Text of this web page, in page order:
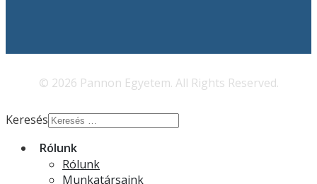
© 2026 Pannon Egyetem. All Rights Reserved.
Keresés
Rólunk
Rólunk
Munkatársaink